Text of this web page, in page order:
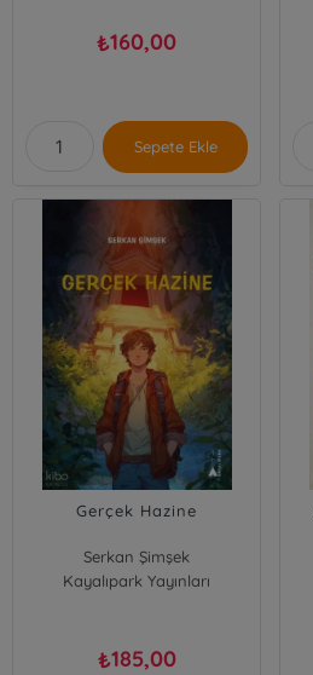
₺160,00
Sepete Ekle
Gerçek Hazine
Serkan Şimşek
Kayalıpark Yayınları
₺185,00